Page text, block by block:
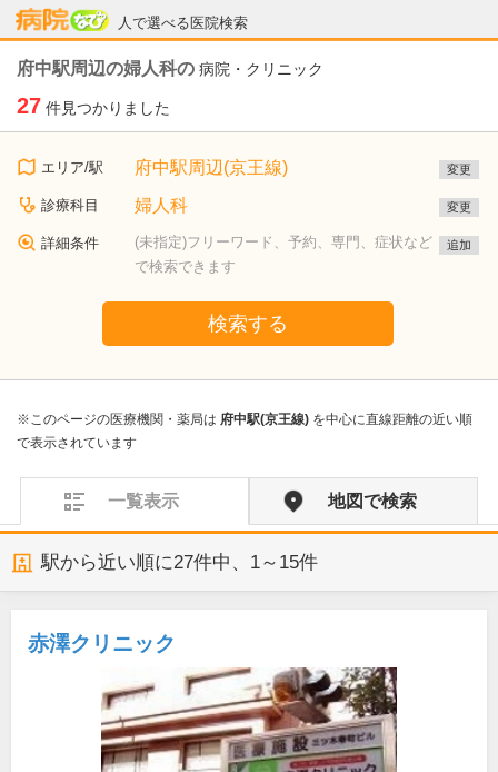
人で選べる医院検索
病院なび
府中駅周辺の婦人科の 病院・クリニック
27 件見つかりました
エリア/駅 府中駅周辺(京王線) 変更
診療科目 婦人科 変更
詳細条件
(未指定)フリーワード、予約、専門、症状など
で検索できます
追加
検索する
※このページの医療機関・薬局は 府中駅(京王線) を中心に直線距離の近い順
で表示されています
一覧表示 地図で検索
駅から近い順に27件中、 1～15件
赤澤クリニック